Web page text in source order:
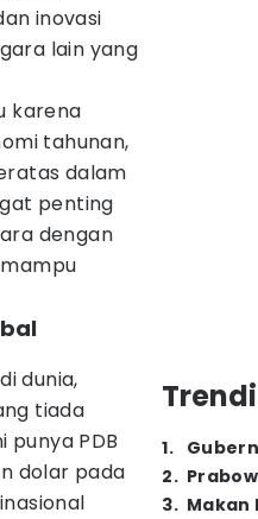
inovasi
lain yang
karena
tahunan,
dalam
penting
dengan
dunia,
tiada
punya PDB
dolar pada
1.
2.
3. Makan